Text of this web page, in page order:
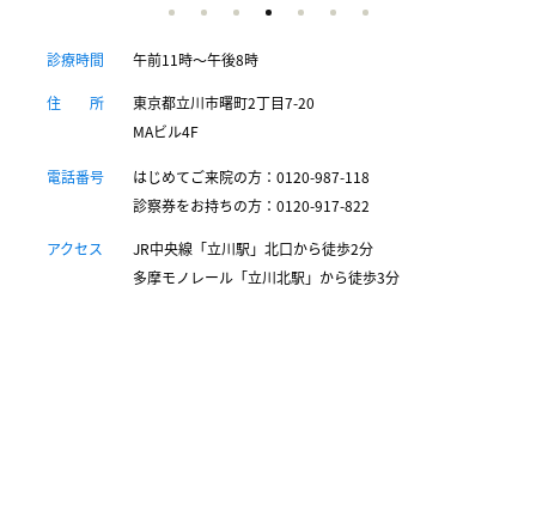
診療時間
午前11時～午後8時
住 所
東京都立川市曙町2丁目7-20
MAビル4F
電話番号
はじめてご来院の方：0120-987-118
診察券をお持ちの方：0120-917-822
アクセス
JR中央線「立川駅」北口から徒歩2分
多摩モノレール「立川北駅」から徒歩3分